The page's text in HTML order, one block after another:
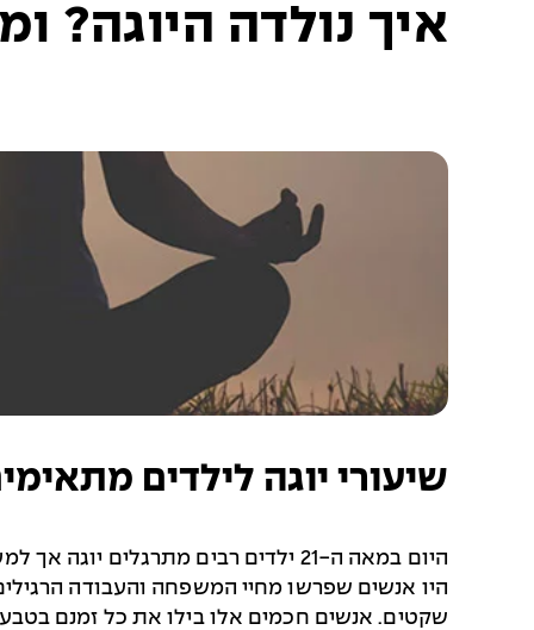
ה
ב
יאיך נולדה היוגה?
שיעורי יוגה לילדים
היום במאה ה-21 ילדים רבים
היו אנשים שפרשו מחיי המשפחה והעבודה
שקטים. אנשים חכמים אלו בילו את כל זמנם